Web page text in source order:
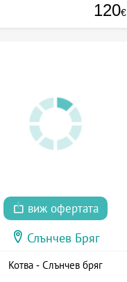
120€
виж офертата
Слънчев Бряг
Котва - Слънчев бряг